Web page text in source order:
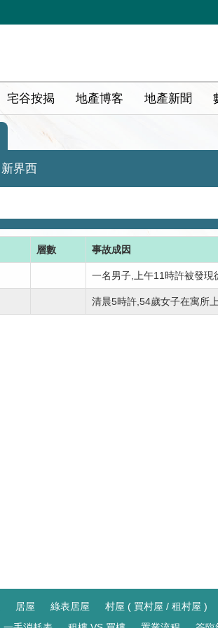
宅谷按揭 地產博客 地產新聞
新界西
層數 事故成因
一名男子,上午11時許被發現
清晨5時許,54歲女子在寓所
居屋 綠表居屋 村屋 ( 買村屋 / 租村屋 )